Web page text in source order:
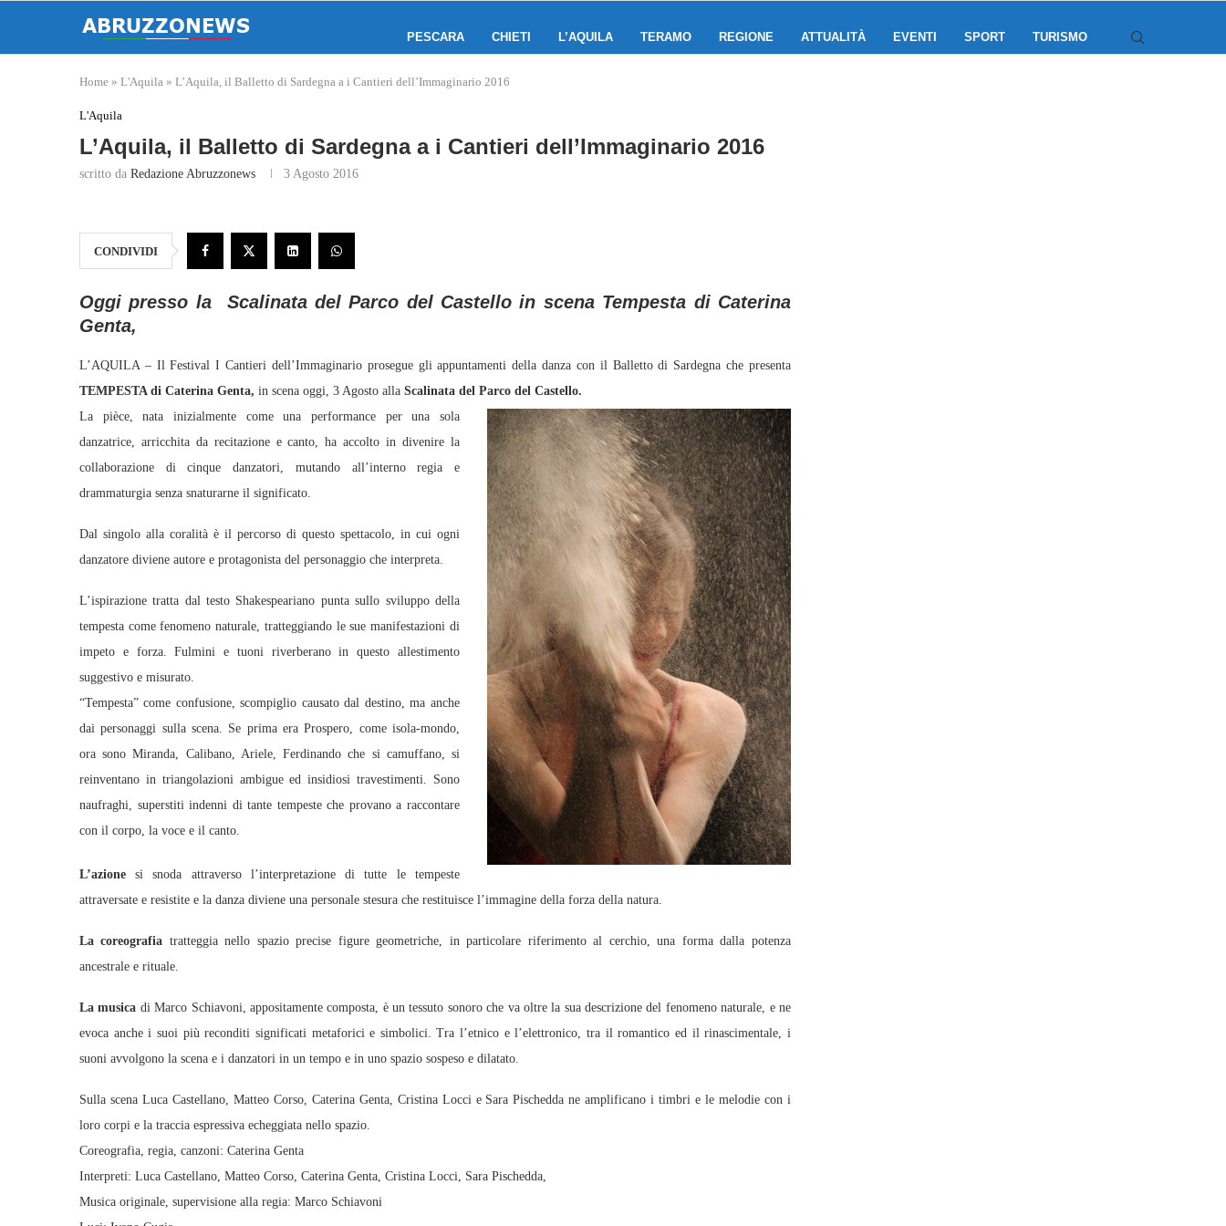
PESCARA CHIETI L’AQUILA TERAMO REGIONE ATTUALITÀ EVENTI SPORT TURISMO
Home » L'Aquila » L’Aquila, il Balletto di Sardegna a i Cantieri dell’Immaginario 2016
L'Aquila
L’Aquila, il Balletto di Sardegna a i Cantieri dell’Immaginario 2016
scritto da Redazione Abruzzonews 3 Agosto 2016
CONDIVIDI
Oggi presso la Scalinata del Parco del Castello in scena Tempesta di Caterina
Genta,
L’AQUILA – Il Festival I Cantieri dell’Immaginario prosegue gli appuntamenti della danza con il Balletto di Sardegna che presenta
TEMPESTA di Caterina Genta, in scena oggi, 3 Agosto alla Scalinata del Parco del Castello.
La pièce, nata inizialmente come una performance per una sola
danzatrice, arricchita da recitazione e canto, ha accolto in divenire la
collaborazione di cinque danzatori, mutando all’interno regia e
drammaturgia senza snaturarne il significato.
Dal singolo alla coralità è il percorso di questo spettacolo, in cui ogni
danzatore diviene autore e protagonista del personaggio che interpreta.
L’ispirazione tratta dal testo Shakespeariano punta sullo sviluppo della
tempesta come fenomeno naturale, tratteggiando le sue manifestazioni di
impeto e forza. Fulmini e tuoni riverberano in questo allestimento
suggestivo e misurato.
“Tempesta” come confusione, scompiglio causato dal destino, ma anche
dai personaggi sulla scena. Se prima era Prospero, come isola-mondo,
ora sono Miranda, Calibano, Ariele, Ferdinando che si camuffano, si
reinventano in triangolazioni ambigue ed insidiosi travestimenti. Sono
naufraghi, superstiti indenni di tante tempeste che provano a raccontare
con il corpo, la voce e il canto.
L’azione si snoda attraverso l’interpretazione di tutte le tempeste
attraversate e resistite e la danza diviene una personale stesura che restituisce l’immagine della forza della natura.
La coreografia tratteggia nello spazio precise figure geometriche, in particolare riferimento al cerchio, una forma dalla potenza
ancestrale e rituale.
La musica di Marco Schiavoni, appositamente composta, è un tessuto sonoro che va oltre la sua descrizione del fenomeno naturale, e ne
evoca anche i suoi più reconditi significati metaforici e simbolici. Tra l’etnico e l’elettronico, tra il romantico ed il rinascimentale, i
suoni avvolgono la scena e i danzatori in un tempo e in uno spazio sospeso e dilatato.
Sulla scena Luca Castellano, Matteo Corso, Caterina Genta, Cristina Locci e Sara Pischedda ne amplificano i timbri e le melodie con i
loro corpi e la traccia espressiva echeggiata nello spazio.
Coreografia, regia, canzoni: Caterina Genta
Interpreti: Luca Castellano, Matteo Corso, Caterina Genta, Cristina Locci, Sara Pischedda,
Musica originale, supervisione alla regia: Marco Schiavoni